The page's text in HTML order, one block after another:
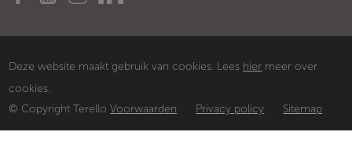
Deze website maakt gebruik van cookies. Lees hier meer over
cookies.
© Copyright TerelloVoorwaarden Privacy policy Sitemap